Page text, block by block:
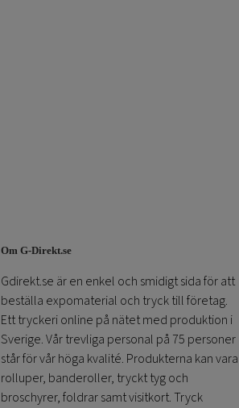
Om G-Direkt.se
Gdirekt.se är en enkel och smidigt sida för att
beställa expomaterial och tryck till företag.
Ett tryckeri online på nätet med produktion i
Sverige. Vår trevliga personal på 75 personer
står för vår höga kvalité. Produkterna kan vara
rolluper, banderoller, tryckt tyg och
broschyrer, foldrar samt visitkort. Tryck